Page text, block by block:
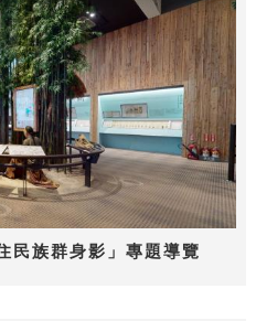
民族群身影」專題導覽